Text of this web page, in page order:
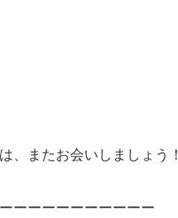
、またお会いしましょう！
ーーーーーーーーーー